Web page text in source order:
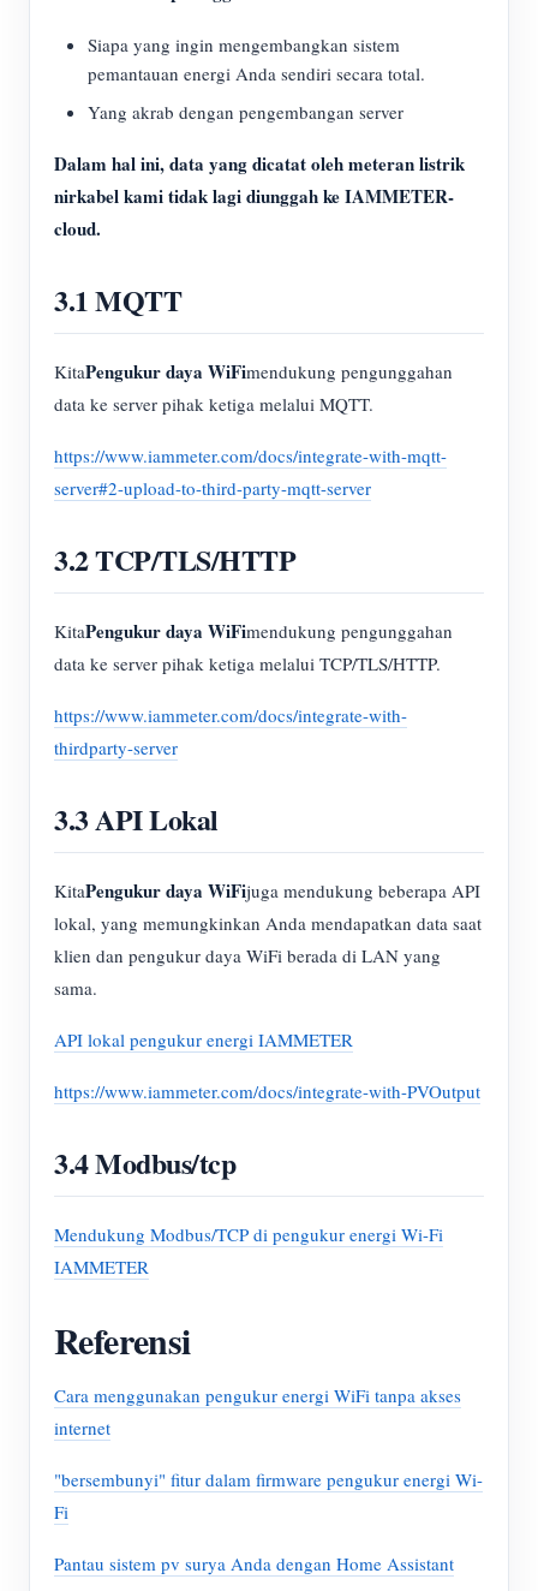
Siapa yang ingin mengembangkan sistem
pemantauan energi Anda sendiri secara total.
Yang akrab dengan pengembangan server
Dalam hal ini, data yang dicatat oleh meteran listrik
nirkabel kami tidak lagi diunggah ke IAMMETER-
cloud.
3.1 MQTT
KitaPengukur daya WiFimendukung pengunggahan
data ke server pihak ketiga melalui MQTT.
https://www.iammeter.com/docs/integrate-with-mqtt-
server#2-upload-to-third-party-mqtt-server
3.2 TCP/TLS/HTTP
KitaPengukur daya WiFimendukung pengunggahan
data ke server pihak ketiga melalui TCP/TLS/HTTP.
https://www.iammeter.com/docs/integrate-with-
thirdparty-server
3.3 API Lokal
KitaPengukur daya WiFijuga mendukung beberapa API
lokal, yang memungkinkan Anda mendapatkan data saat
klien dan pengukur daya WiFi berada di LAN yang
sama.
API lokal pengukur energi IAMMETER
https://www.iammeter.com/docs/integrate-with-PVOutput
3.4 Modbus/tcp
Mendukung Modbus/TCP di pengukur energi Wi-Fi
IAMMETER
Referensi
Cara menggunakan pengukur energi WiFi tanpa akses
internet
"bersembunyi" fitur dalam firmware pengukur energi Wi-
Fi
Pantau sistem pv surya Anda dengan Home Assistant